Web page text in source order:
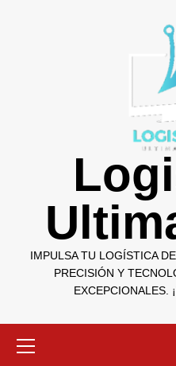
IMPULSA TU LOGÍSTICA
PRECISIÓN Y
EXCEPCIONALES.
primario